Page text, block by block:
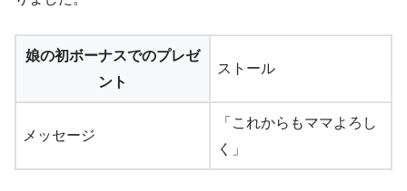
娘の初ボーナスでのプレゼ
ント
ストール
メッセージ
「これからもママよろし
く」